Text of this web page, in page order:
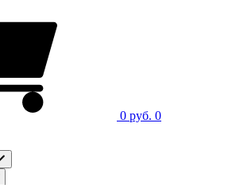
0 руб. 0